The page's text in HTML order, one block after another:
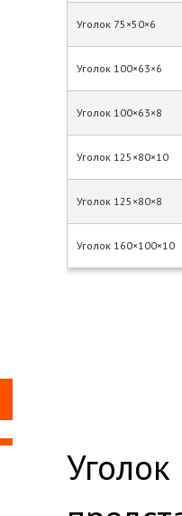
Уголок 75×50×6
Уголок 100×63×6
Уголок 100×63×8
Уголок 125×80×10
Уголок 125×80×8
Уголок 160×100×10